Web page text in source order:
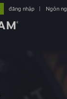
đăng nhập Ngôn